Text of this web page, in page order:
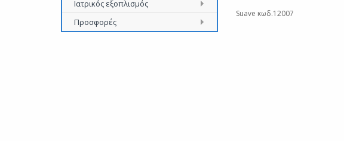
Ιατρικός εξοπλισμός
Προσφορές
Suave κωδ.12007